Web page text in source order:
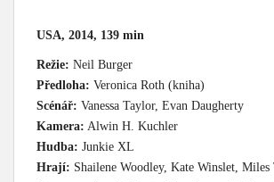
USA, 2014, 139 min
Režie: Neil Burger
Předloha: Veronica Roth (kniha)
Scénář: Vanessa Taylor, Evan Daugherty
Kamera: Alwin H. Kuchler
Hudba: Junkie XL
Hrají: Shailene Woodley, Kate Winslet, Miles